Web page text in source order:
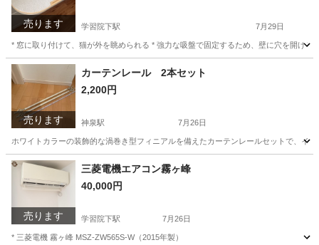
売ります 学習院下駅 7月29日
* 窓に取り付けて、猫が外を眺められる * 強力な吸盤で固定するため、壁に穴を開け
東京 豊島区
売ります
カーテンレール 2本セット
2,200円
神泉駅 7月26日
ホワイトカラーの装飾的な渦巻き型フィニアルを備えたカーテンレールセットで、イ
東京 渋谷区 神泉駅 カーペット/マット/ラグ
カーテンレール
売ります
三菱電機エアコン霧ヶ峰
40,000円
学習院下駅 7月26日
* 三菱電機 霧ヶ峰 MSZ-ZW565S-W（2015年製）